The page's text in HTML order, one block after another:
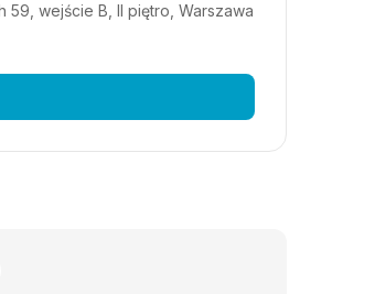
59, wejście B, II piętro, Warszawa